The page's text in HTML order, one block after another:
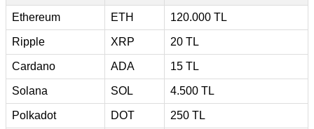
Ethereum ETH 120.000 TL
Ripple XRP 20 TL
Cardano ADA 15 TL
Solana SOL 4.500 TL
Polkadot DOT 250 TL